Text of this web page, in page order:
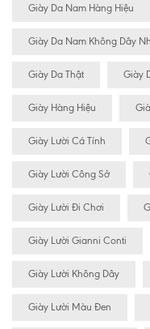
Giày Da Nam Hàng Hiệu
Giày Da Nam Không Dây
Giày Da Thật Giày
Giày Hàng Hiệu
Giày Lười Cá Tính
Giày Lười Công Sở
Giày Lười Đi Chơi
Giày Lười Gianni Conti
Giày Lười Không Dây
Giày Lười Màu Đen